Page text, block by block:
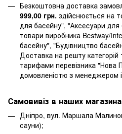
Безкоштовна доставка
999,00 грн. здійснюється на
для басейну", "Аксесуари
товари виробника Bestway/
басейну", "Будівництво
Доставка на решту категорій
тарифами перевізника "Нова
домовленістю з менеджером
Самовивіз в наших
Дніпро, вул. Маршала
сауни);